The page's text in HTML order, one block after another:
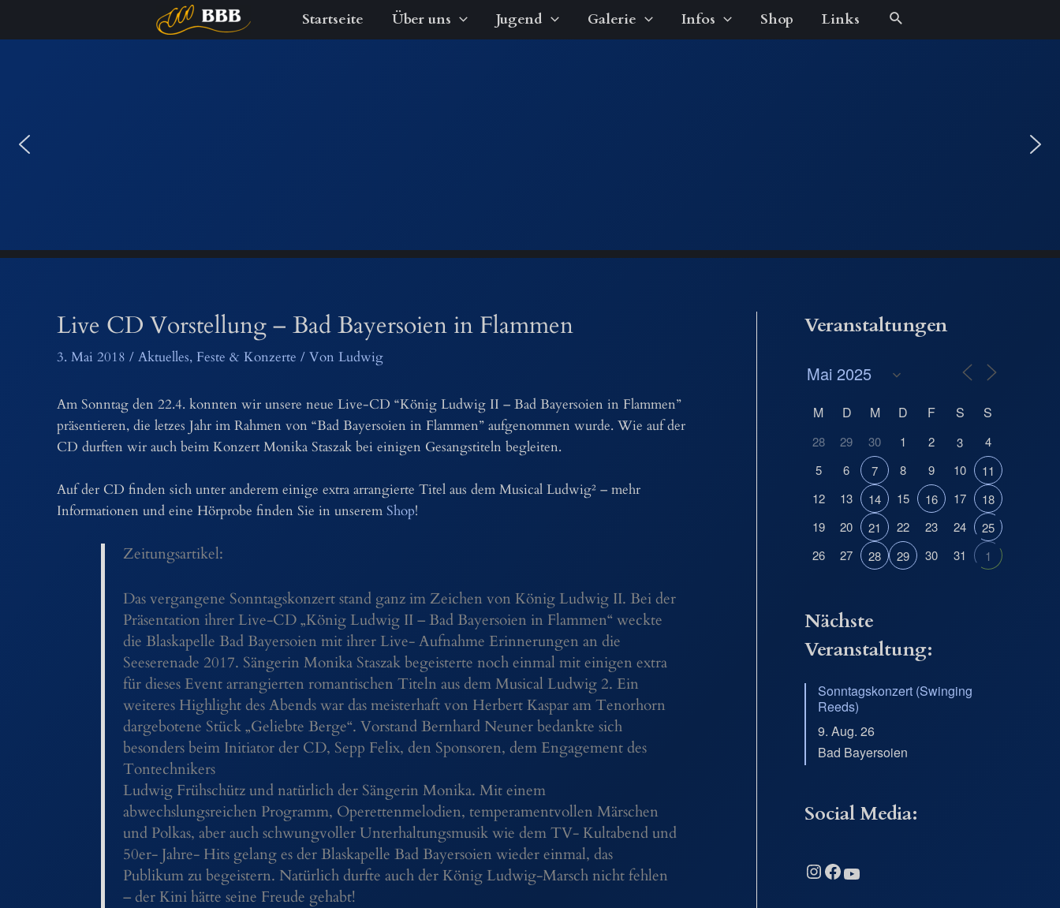
Startseite Über uns Jugend Galerie Infos Shop Links Suche
Live CD Vorstellung – Bad Bayersoien in Flammen
3. Mai 2018 / Aktuelles, Feste & Konzerte / Von Ludwig
Am Sonntag den 22.4. konnten wir unsere neue Live-CD “König Ludwig II – Bad Bayersoien in Flammen”
präsentieren, die letzes Jahr im Rahmen von “Bad Bayersoien in Flammen” aufgenommen wurde. Wie auf der
CD durften wir auch beim Konzert Monika Staszak bei einigen Gesangstiteln begleiten.
Auf der CD finden sich unter anderem einige extra arrangierte Titel aus dem Musical Ludwig² – mehr
Informationen und eine Hörprobe finden Sie in unserem Shop!
Zeitungsartikel:
Das vergangene Sonntagskonzert stand ganz im Zeichen von König Ludwig II. Bei der
Präsentation ihrer Live-CD „König Ludwig II – Bad Bayersoien in Flammen“ weckte
die Blaskapelle Bad Bayersoien mit ihrer Live- Aufnahme Erinnerungen an die
Seeserenade 2017. Sängerin Monika Staszak begeisterte noch einmal mit einigen extra
für dieses Event arrangierten romantischen Titeln aus dem Musical Ludwig 2. Ein
weiteres Highlight des Abends war das meisterhaft von Herbert Kaspar am Tenorhorn
dargebotene Stück „Geliebte Berge“. Vorstand Bernhard Neuner bedankte sich
besonders beim Initiator der CD, Sepp Felix, den Sponsoren, dem Engagement des
Tontechnikers
Ludwig Frühschütz und natürlich der Sängerin Monika. Mit einem
abwechslungsreichen Programm, Operettenmelodien, temperamentvollen Märschen
und Polkas, aber auch schwungvoller Unterhaltungsmusik wie dem TV- Kultabend und
50er- Jahre- Hits gelang es der Blaskapelle Bad Bayersoien wieder einmal, das
Publikum zu begeistern. Natürlich durfte auch der König Ludwig-Marsch nicht fehlen
– der Kini hätte seine Freude gehabt!
Veranstaltungen
M D M D F S S
28 29 30 1 2 3
4
5
6 7 8 9 10
11
12
13 14 15 16 17
18
19
20 21 22 23 24
25
26
27 28 29 30 31 1
Nächste
Veranstaltung:
Sonntagskonzert (Swinging
Reeds)
9. Aug. 26
Bad Bayersoien
Social Media:
Instagram Facebook YouTube